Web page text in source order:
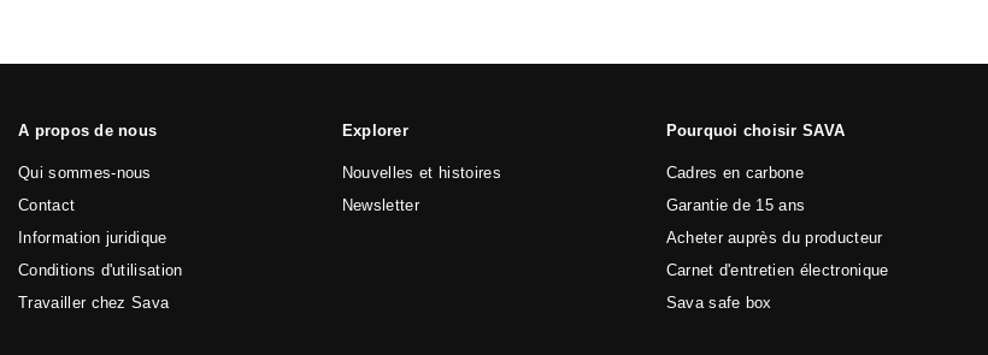
A propos de nous
Qui sommes-nous
Contact
Information juridique
Conditions d'utilisation
Travailler chez Sava
Explorer
Nouvelles et histoires
Newsletter
Pourquoi choisir SAVA
Cadres en carbone
Garantie de 15 ans
Acheter auprès du producteur
Carnet d'entretien électronique
Sava safe box